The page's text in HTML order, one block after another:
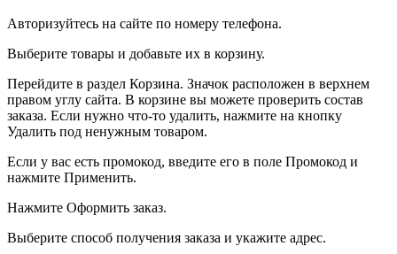
Авторизуйтесь на сайте по номеру телефона.
Выберите товары и добавьте их в корзину.
Перейдите в раздел Корзина. Значок расположен в верхнем
правом углу сайта. В корзине вы можете проверить состав
заказа. Если нужно что-то удалить, нажмите на кнопку
Удалить под ненужным товаром.
Если у вас есть промокод, введите его в поле Промокод и
нажмите Применить.
Нажмите Оформить заказ.
Выберите способ получения заказа и укажите адрес.